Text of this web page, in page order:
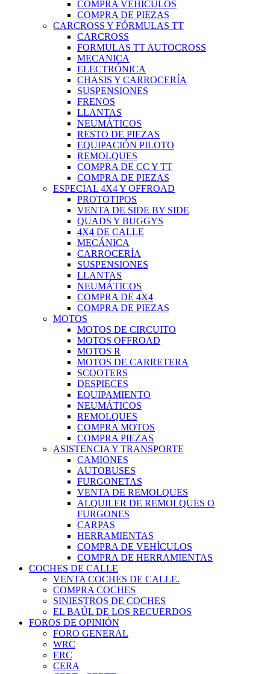
COMPRA VEHÍCULOS
COMPRA DE PIEZAS
CARCROSS Y FÓRMULAS TT
CARCROSS
FORMULAS TT AUTOCROSS
MECANICA
ELECTRÓNICA
CHASIS Y CARROCERÍA
SUSPENSIONES
FRENOS
LLANTAS
NEUMÁTICOS
RESTO DE PIEZAS
EQUIPACIÓN PILOTO
REMOLQUES
COMPRA DE CC Y TT
COMPRA DE PIEZAS
ESPECIAL 4X4 Y OFFROAD
PROTOTIPOS
VENTA DE SIDE BY SIDE
QUADS Y BUGGYS
4X4 DE CALLE
MECÁNICA
CARROCERÍA
SUSPENSIONES
LLANTAS
NEUMÁTICOS
COMPRA DE 4X4
COMPRA DE PIEZAS
MOTOS
MOTOS DE CIRCUITO
MOTOS OFFROAD
MOTOS R
MOTOS DE CARRETERA
SCOOTERS
DESPIECES
EQUIPAMIENTO
NEUMÁTICOS
REMOLQUES
COMPRA MOTOS
COMPRA PIEZAS
ASISTENCIA Y TRANSPORTE
CAMIONES
AUTOBUSES
FURGONETAS
VENTA DE REMOLQUES
ALQUILER DE REMOLQUES O
FURGONES
CARPAS
HERRAMIENTAS
COMPRA DE VEHÍCULOS
COMPRA DE HERRAMIENTAS
COCHES DE CALLE
VENTA COCHES DE CALLE.
COMPRA COCHES
SINIESTROS DE COCHES
EL BAÚL DE LOS RECUERDOS
FOROS DE OPINIÓN
FORO GENERAL
WRC
ERC
CERA